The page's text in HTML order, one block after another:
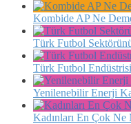
Kombide AP Ne
Türk Futbol
Türk Futbol
Yenilenebilir Enerji
Kadınları En Çok Ne